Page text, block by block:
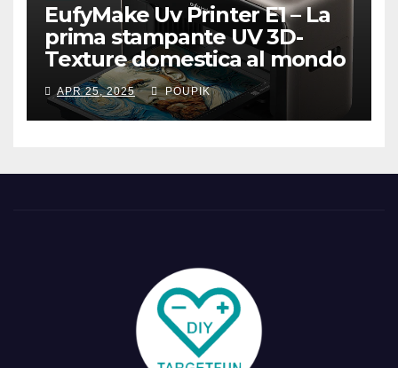
EufyMake Uv Printer E1 – La
prima stampante UV 3D-
Texture domestica al mondo
APR 25, 2025 POUPIK